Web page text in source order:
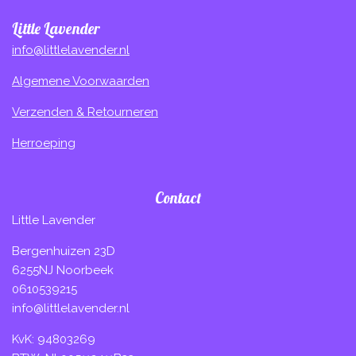
Little Lavender
info@littlelavender.nl
Algemene Voorwaarden
Verzenden & Retourneren
Herroeping
Contact
Little Lavender
Bergenhuizen 23D
6255NJ Noorbeek
0610539215
info@littlelavender.nl
KvK: 94803269